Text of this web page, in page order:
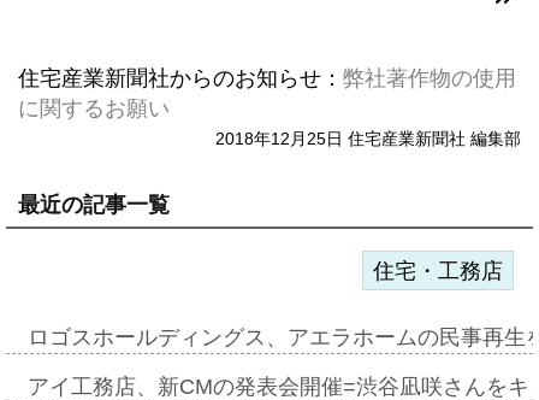
住宅産業新聞社からのお知らせ： 弊社著作物の使用
に関するお願い
2018年12月25日 住宅産業新聞社 編集部
最近の記事一覧
住宅・工務店
ロゴスホールディングス、アエラホームの民事再
アイ工務店、新CMの発表会開催=渋谷凪咲さんを